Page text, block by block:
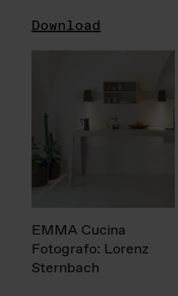
Download
EMMA Cucina
Fotografo: Lorenz
Sternbach